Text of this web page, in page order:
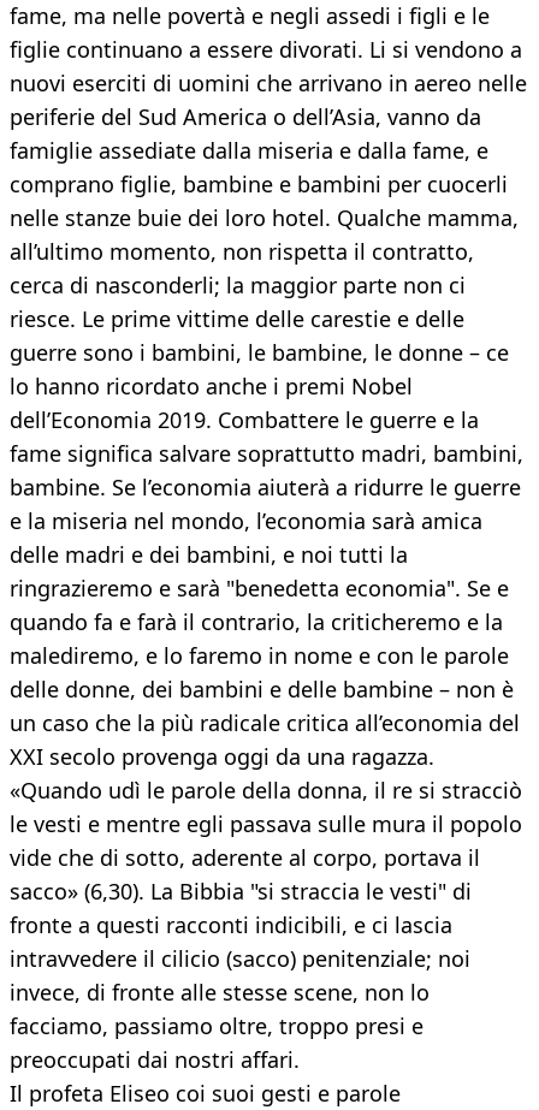
fame, ma nelle povertà e negli assedi i figli e le
figlie continuano a essere divorati. Li si vendono a
nuovi eserciti di uomini che arrivano in aereo nelle
periferie del Sud America o dell’Asia, vanno da
famiglie assediate dalla miseria e dalla fame, e
comprano figlie, bambine e bambini per cuocerli
nelle stanze buie dei loro hotel. Qualche mamma,
all’ultimo momento, non rispetta il contratto,
cerca di nasconderli; la maggior parte non ci
riesce. Le prime vittime delle carestie e delle
guerre sono i bambini, le bambine, le donne – ce
lo hanno ricordato anche i premi Nobel
dell’Economia 2019. Combattere le guerre e la
fame significa salvare soprattutto madri, bambini,
bambine. Se l’economia aiuterà a ridurre le guerre
e la miseria nel mondo, l’economia sarà amica
delle madri e dei bambini, e noi tutti la
ringrazieremo e sarà "benedetta economia". Se e
quando fa e farà il contrario, la criticheremo e la
malediremo, e lo faremo in nome e con le parole
delle donne, dei bambini e delle bambine – non è
un caso che la più radicale critica all’economia del
XXI secolo provenga oggi da una ragazza.
«Quando udì le parole della donna, il re si stracciò
le vesti e mentre egli passava sulle mura il popolo
vide che di sotto, aderente al corpo, portava il
sacco» (6,30). La Bibbia "si straccia le vesti" di
fronte a questi racconti indicibili, e ci lascia
intravvedere il cilicio (sacco) penitenziale; noi
invece, di fronte alle stesse scene, non lo
facciamo, passiamo oltre, troppo presi e
preoccupati dai nostri affari.
Il profeta Eliseo coi suoi gesti e parole